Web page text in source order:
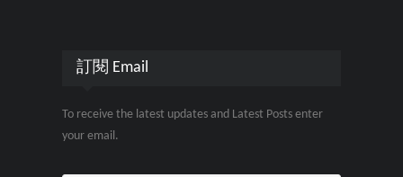
訂閱 Email
To receive the latest updates and Latest Posts enter
your email.